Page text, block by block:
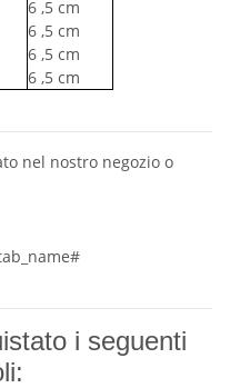
6 ,5 cm
6 ,5 cm
6 ,5 cm
6 ,5 cm
nel nostro negozio o
i seguenti